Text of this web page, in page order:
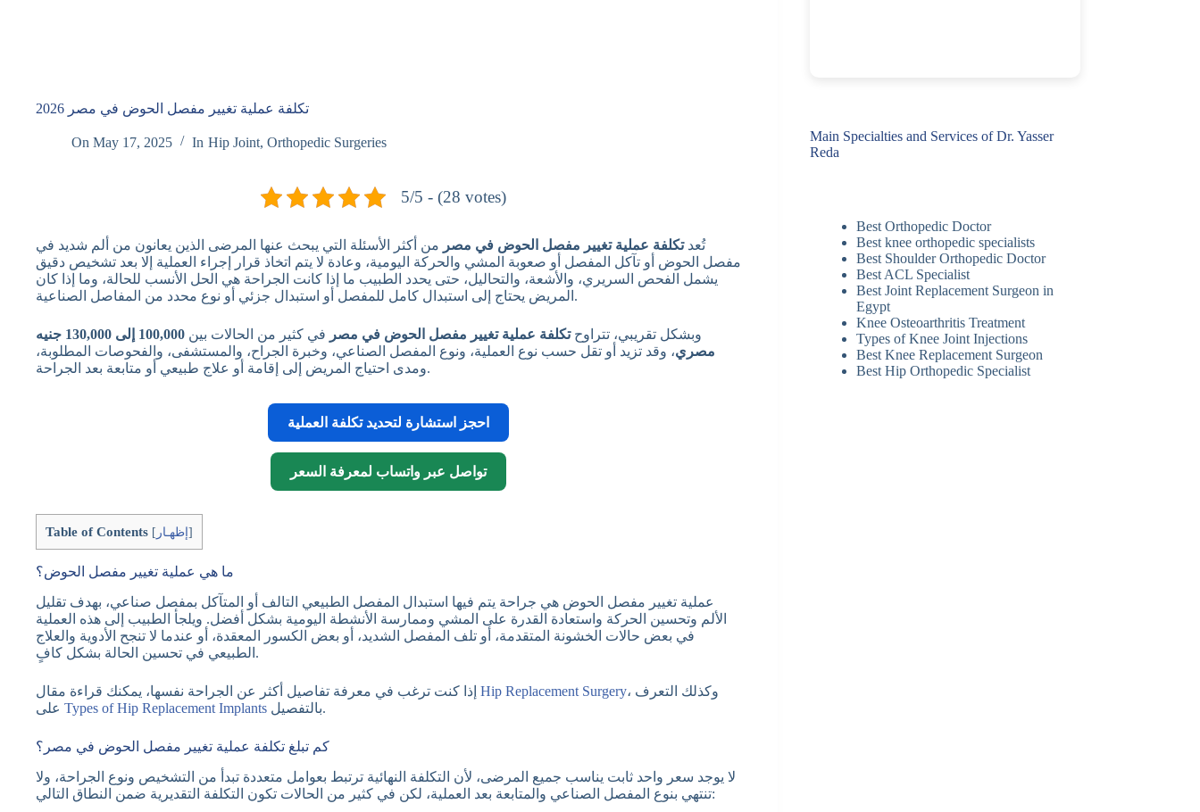
تكلفة عملية تغيير مفصل الحوض في مصر 2026
On May 17, 2025 In Hip Joint, Orthopedic Surgeries
5/5 - (28 votes)
تُعدتكلفة عملية تغيير مفصل الحوض في مصر من أكثر الأسئلة التي يبحث عنها المرضى الذين يعانون من ألم شديد في
مفصل الحوض أو تآكل المفصل أو صعوبة المشي والحركة اليومية، وعادة لا يتم اتخاذ قرار إجراء العملية إلا بعد تشخيص دقيق
يشمل الفحص السريري، والأشعة، والتحاليل، حتى يحدد الطبيب ما إذا كانت الجراحة هي الحل الأنسب للحالة، وما إذا كان
المريض يحتاج إلى استبدال كامل للمفصل أو استبدال جزئي أو نوع محدد من المفاصل الصناعية.
وبشكل تقريبي، تتراوحتكلفة عملية تغيير مفصل الحوض في مصر في كثير من الحالات بين
100,000 إلى 130,000 جنيه
مصري، وقد تزيد أو تقل حسب نوع العملية، ونوع المفصل الصناعي، وخبرة الجراح، والمستشفى، والفحوصات المطلوبة،
ومدى احتياج المريض إلى إقامة أو علاج طبيعي أو متابعة بعد الجراحة.
احجز استشارة لتحديد تكلفة العملية
تواصل عبر واتساب لمعرفة السعر
Table of Contents [ إظهـار ]
ما هي عملية تغيير مفصل الحوض؟
عملية تغيير مفصل الحوض هي جراحة يتم فيها استبدال المفصل الطبيعي التالف أو المتآكل بمفصل صناعي، بهدف تقليل
الألم وتحسين الحركة واستعادة القدرة على المشي وممارسة الأنشطة اليومية بشكل أفضل. ويلجأ الطبيب إلى هذه العملية
في بعض حالات الخشونة المتقدمة، أو تلف المفصل الشديد، أو بعض الكسور المعقدة، أو عندما لا تنجح الأدوية والعلاج
الطبيعي في تحسين الحالة بشكل كافٍ.
Hip Replacement Surgery، وكذلك التعرف
Types of Hip Replacement Implants بالتفصيل.
كم تبلغ تكلفة عملية تغيير مفصل الحوض في مصر؟
لا يوجد سعر واحد ثابت يناسب جميع المرضى، لأن التكلفة النهائية ترتبط بعوامل متعددة تبدأ من التشخيص ونوع الجراحة، ولا
تنتهي بنوع المفصل الصناعي والمتابعة بعد العملية، لكن في كثير من الحالات تكون التكلفة التقديرية ضمن النطاق التالي:
Main Specialties and Services of Dr. Yasser
Reda
Best Orthopedic Doctor
Best knee orthopedic specialists
Best Shoulder Orthopedic Doctor
Best ACL Specialist
Best Joint Replacement Surgeon in
Egypt
Knee Osteoarthritis Treatment
Types of Knee Joint Injections
Best Knee Replacement Surgeon
Best Hip Orthopedic Specialist